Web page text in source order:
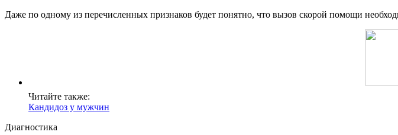
Даже по одному из перечисленных признаков будет понятно, что вызов скорой помощи
Читайте также:
Кандидоз у мужчин
Диагностика